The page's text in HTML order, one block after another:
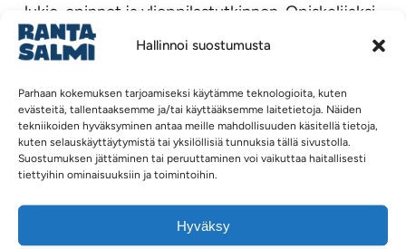
Hallinnoi suostumusta
Parhaan kokemuksen tarjoamiseksi käytämme teknologioita, kuten
evästeitä, tallentaaksemme ja/tai käyttääksemme laitetietoja. Näiden
tekniikoiden hyväksyminen antaa meille mahdollisuuden käsitellä tietoja,
kuten selauskäyttäytymistä tai yksilöllisiä tunnuksia tällä sivustolla.
Suostumuksen jättäminen tai peruuttaminen voi vaikuttaa haitallisesti
tiettyihin ominaisuuksiin ja toimintoihin.
Hyväksy
lukio-opinnot ja ylioppilastutkinnon. Opiskelijaksi
haetaan valtakunnallisen yhteishaun kautta
Opintopolussa. Lisäksi lukiossa on käytössä
Rantasalmen lukion vahvuuksia ovat yhteisöllinen
ilmapiiri, opiskelijoiden hyvä ohjaus sekä
mahdollisuus rakentaa omia kiinnostuksen
yhdistää tavoitteellisen työskentelyn sekä